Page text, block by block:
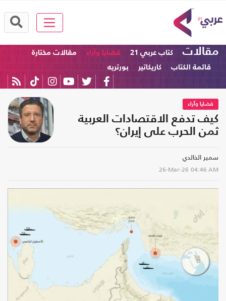
مقالات كتاب عربي 21 قضايا وآراء
مقالات مختارة
قائمة الكتاب
كاريكاتير بورتريه
قضايا وآراء
كيف تدفع الاقتصادات العربية
ثمن الحرب على إيران؟
سمير الخالدي
26-Mar-26 04:46 AM